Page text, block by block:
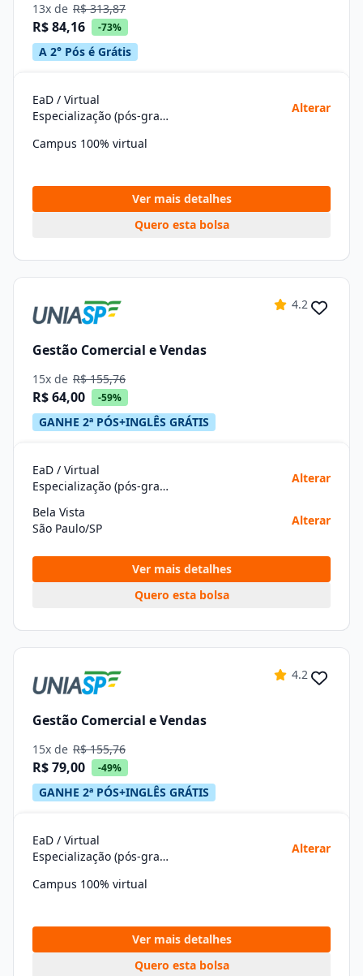
13x de R$ 313,87
R$ 84,16 -73%
A 2° Pós é Grátis
EaD / Virtual
Especialização (pós-graduação)
Alterar
Campus 100% virtual
Ver mais detalhes
Quero esta bolsa
4.2
Gestão Comercial e Vendas
15x de R$ 155,76
R$ 64,00 -59%
GANHE 2ª PÓS+INGLÊS GRÁTIS
EaD / Virtual
Especialização (pós-graduação)
Alterar
Bela Vista
São Paulo/SP
Alterar
Ver mais detalhes
Quero esta bolsa
4.2
Gestão Comercial e Vendas
15x de R$ 155,76
R$ 79,00 -49%
GANHE 2ª PÓS+INGLÊS GRÁTIS
EaD / Virtual
Especialização (pós-graduação)
Alterar
Campus 100% virtual
Ver mais detalhes
Quero esta bolsa